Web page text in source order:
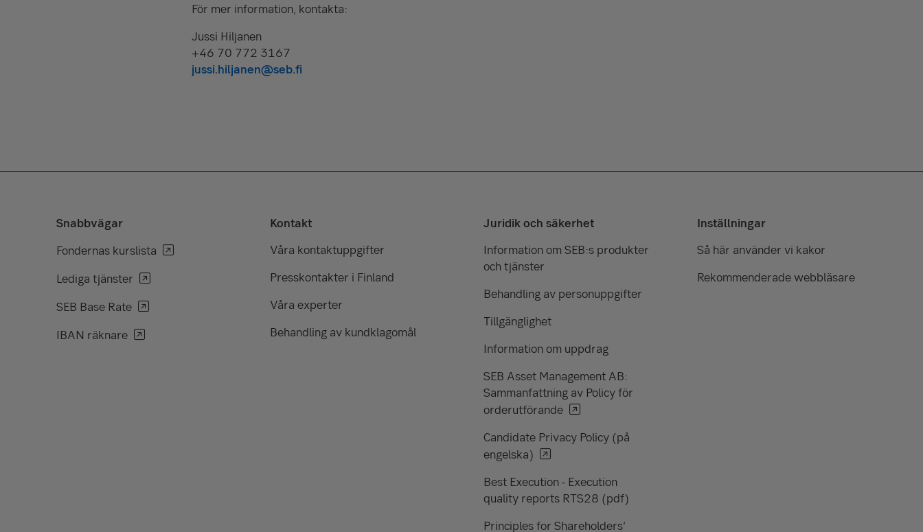
För mer information, kontakta:
Jussi Hiljanen
+46 70 772 3167
jussi.hiljanen@seb.fi
Snabbvägar
Fondernas kurslista
Lediga tjänster
SEB Base Rate
IBAN räknare
Kontakt
Våra kontaktuppgifter
Presskontakter i Finland
Våra experter
Behandling av kundklagomål
Juridik och säkerhet
Information om SEB:s produkter
och tjänster
Behandling av personuppgifter
Tillgänglighet
Information om uppdrag
SEB Asset Management AB:
Sammanfattning av Policy för
orderutförande
Candidate Privacy Policy (på
engelska)
Best Execution - Execution
quality reports RTS28 (pdf)
Principles for Shareholders’
Inställningar
Så här använder vi kakor
Rekommenderade webbläsare